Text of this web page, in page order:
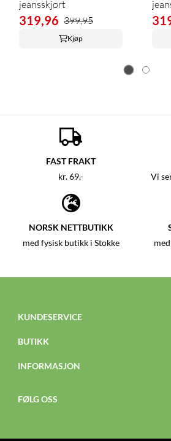
jeansskjørt
319,96 399,95
Kjøp
FAST FRAKT
kr. 69,- Vi
NORSK NETTBUTIKK
med fysisk butikk i Stokke
KUNDESERVICE
BUTIKK
Opprett konto
INFORMASJON
FØLG OSS